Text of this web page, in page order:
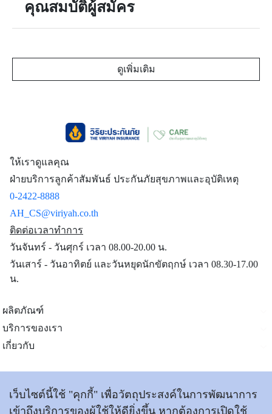
คุณสมบัติผู้สมัคร
ดูเพิ่มเติม
ให้เราดูแลคุณ
ฝ่ายบริการลูกค้าสัมพันธ์ ประกันภัยสุขภาพและอุบัติเหตุ
0-2422-8888
AH_CS@viriyah.co.th
ติดต่อเวลาทำการ
วันจันทร์ - วันศุกร์ เวลา 08.00-20.00 น.
วันเสาร์ - วันอาทิตย์ และวันหยุดนักขัตฤกษ์ เวลา 08.30-17.00
น.
ผลิตภัณฑ์
บริการของเรา
เกี่ยวกับ
เว็บไซต์นี้ใช้ "คุกกี้" เพื่อวัตถุประสงค์ในการพัฒนาการ
เข้าถึงบริการของผู้ใช้ให้ดียิ่งขึ้น หากต้องการเปิดใช้